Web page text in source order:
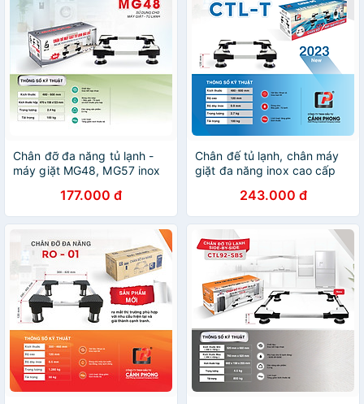
Chân đỡ đa năng tủ lạnh -
máy giặt MG48, MG57 inox
48cm - 77cm - Hàng Chính
Hãng
177.000 đ
Chân đế tủ lạnh, chân máy
giặt đa năng inox cao cấp
48-60cm CDN-T,CTL-T -
Hàng Chính Hãng
243.000 đ